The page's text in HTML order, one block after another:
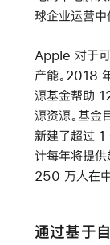
球企业运营
Apple 对于
产能。2018
源基金帮助
源资源。基金
新建了超过 1
计每年将提
250 万人在中
通过基于